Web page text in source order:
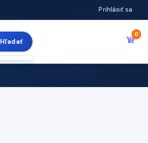
Prihlásiť sa
Hľadať
0